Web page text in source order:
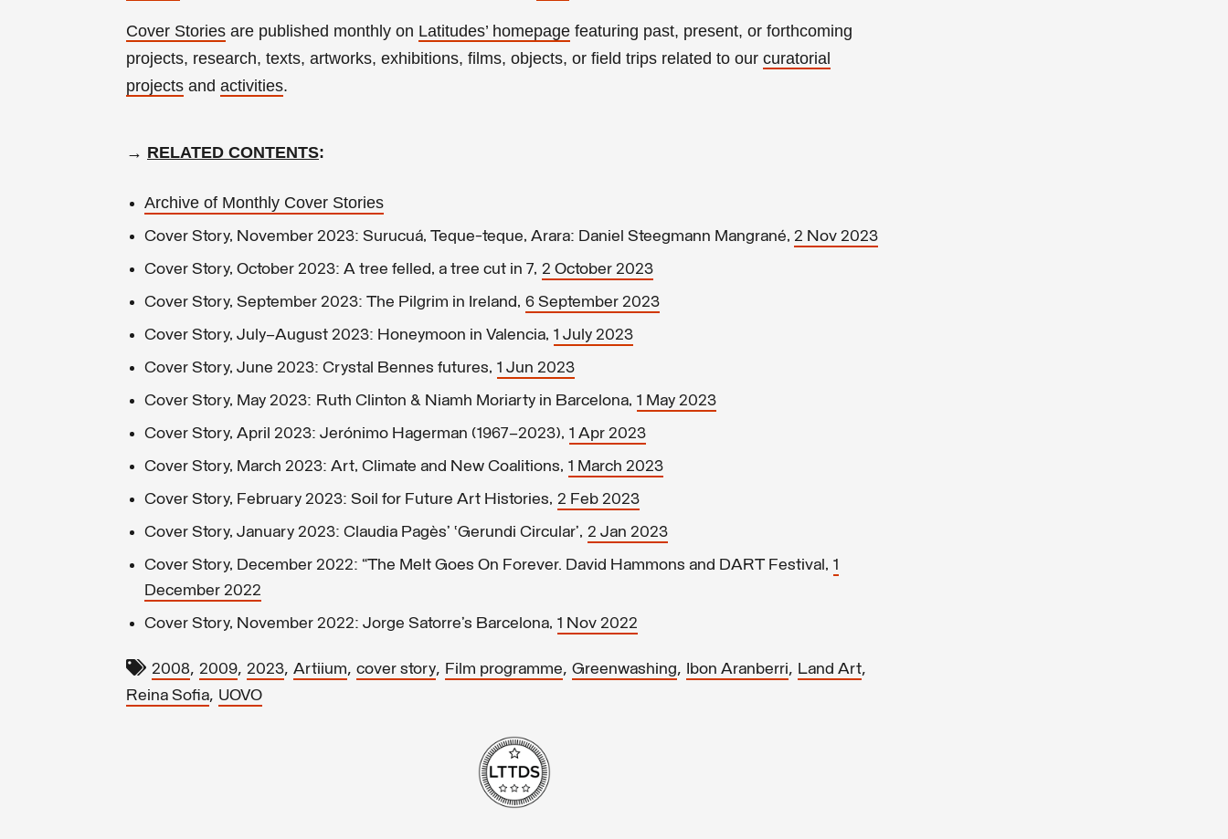
Cover Stories are published monthly on Latitudes’ homepage featuring past, present, or forthcoming
projects, research, texts, artworks, exhibitions, films, objects, or field trips related to our curatorial
projects and activities.
→ RELATED CONTENTS:
Archive of Monthly Cover Stories
Cover Story, November 2023: Surucuá, Teque-teque, Arara: Daniel Steegmann Mangrané, 2 Nov 2023
Cover Story, October 2023: A tree felled, a tree cut in 7, 2 October 2023
Cover Story, September 2023: The Pilgrim in Ireland, 6 September 2023
Cover Story, July–August 2023: Honeymoon in Valencia, 1 July 2023
Cover Story, June 2023: Crystal Bennes futures, 1 Jun 2023
Cover Story, May 2023: Ruth Clinton & Niamh Moriarty in Barcelona, 1 May 2023
Cover Story, April 2023: Jerónimo Hagerman (1967–2023), 1 Apr 2023
Cover Story, March 2023: Art, Climate and New Coalitions, 1 March 2023
Cover Story, February 2023: Soil for Future Art Histories, 2 Feb 2023
Cover Story, January 2023: Claudia Pagès’ ‘Gerundi Circular’, 2 Jan 2023
Cover Story, December 2022: “The Melt Goes On Forever. David Hammons and DART Festival, 1
December 2022
Cover Story, November 2022: Jorge Satorre’s Barcelona, 1 Nov 2022
2008, 2009, 2023, Artiium, cover story, Film programme, Greenwashing, Ibon Aranberri, Land Art,
Reina Sofia, UOVO